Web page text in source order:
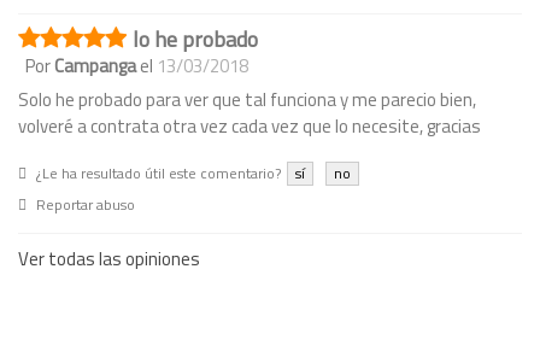
lo he probado
PorCampangael 13/03/2018
Solo he probado para ver que tal funciona y me parecio bien,
volveré a contrata otra vez cada vez que lo necesite, gracias
¿Le ha resultado útil este comentario? sí
no
Reportar abuso
Ver todas las opiniones